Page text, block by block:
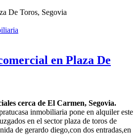
en Plaza De
cerca de El Carmen, Segovia.
inmobiliaria pone en alquiler este
en el sector plaza de toros de
de gerardo diego,con dos entradas,en